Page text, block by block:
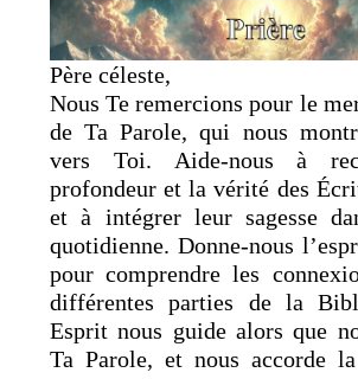
Père céleste,
Nous Te remercions pour le
de Ta Parole, qui nous
vers Toi. Aide-nous à
profondeur et la vérité des
et à intégrer leur sagesse
quotidienne. Donne-nous
pour comprendre les
différentes parties de la
Esprit nous guide alors que
Ta Parole, et nous accorde